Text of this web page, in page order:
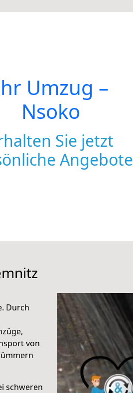
Umzug –
Nsoko
Sie jetzt
Angebote
Durch
von
schweren